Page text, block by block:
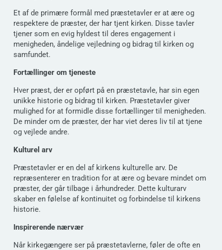
Et af de primære formål med præstetavler er at ære og
respektere de præster, der har tjent kirken. Disse tavler
tjener som en evig hyldest til deres engagement i
menigheden, åndelige vejledning og bidrag til kirken og
samfundet.
Fortællinger om tjeneste
Hver præst, der er opført på en præstetavle, har sin egen
unikke historie og bidrag til kirken. Præstetavler giver
mulighed for at formidle disse fortællinger til menigheden.
De minder om de præster, der har viet deres liv til at tjene
og vejlede andre.
Kulturel arv
Præstetavler er en del af kirkens kulturelle arv. De
repræsenterer en tradition for at ære og bevare mindet om
præster, der går tilbage i århundreder. Dette kulturarv
skaber en følelse af kontinuitet og forbindelse til kirkens
historie.
Inspirerende nærvær
Når kirkegængere ser på præstetavlerne, føler de ofte en